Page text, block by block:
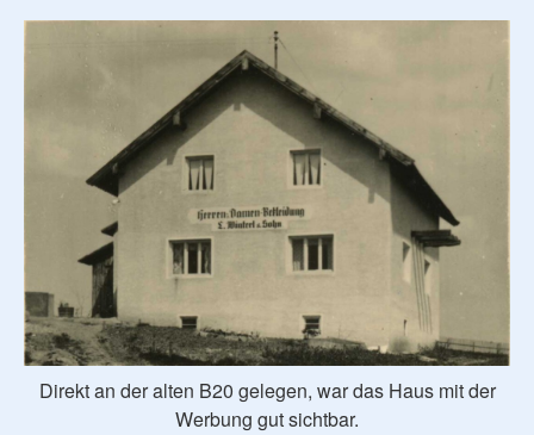
Direkt an der alten B20 gelegen, war das Haus mit der
Werbung gut sichtbar.